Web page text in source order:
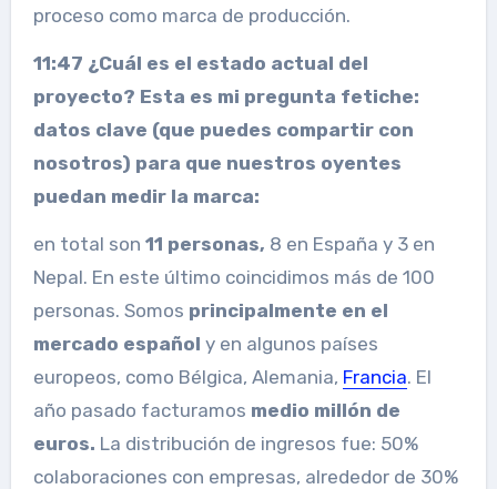
proceso como marca de producción.
11:47 ¿Cuál es el estado actual del
proyecto? Esta es mi pregunta fetiche:
datos clave (que puedes compartir con
nosotros) para que nuestros oyentes
puedan medir la marca:
en total son 11 personas, 8 en España y 3 en
Nepal. En este último coincidimos más de 100
personas. Somos principalmente en el
mercado español y en algunos países
europeos, como Bélgica, Alemania, Francia. El
año pasado facturamos medio millón de
euros. La distribución de ingresos fue: 50%
colaboraciones con empresas, alrededor de 30%